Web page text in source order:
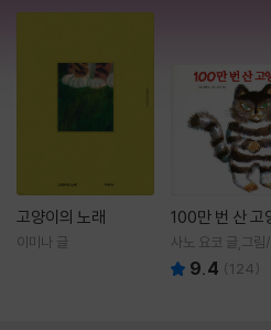
고양이의 노래
이미나 글
100만 번 산 고
사노 요코 글,그림/
역 9.4 (124)